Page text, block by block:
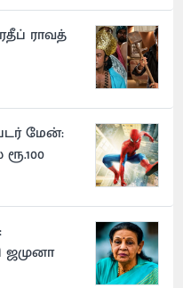
ராவத்
மேன்:
ஜமுனா